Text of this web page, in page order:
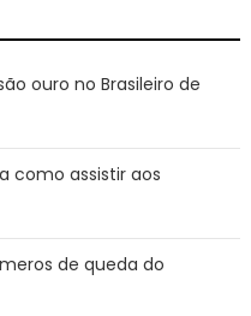
ouro no Brasileiro de
como assistir aos
de queda do